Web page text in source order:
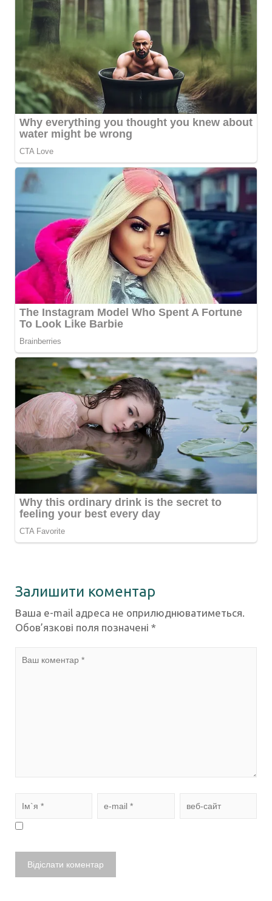
Залишити коментар
Ваша e-mail адреса не оприлюднюватиметься.
Обов’язкові поля позначені *